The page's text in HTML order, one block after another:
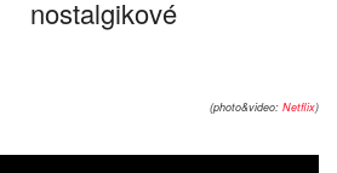
nostalgikové
(photo&video: Netflix)